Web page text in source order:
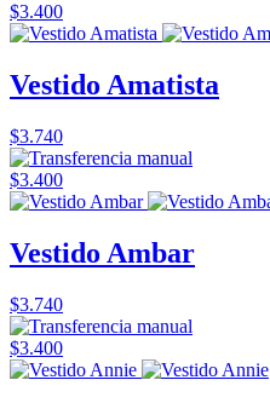
$3.400
Vestido Amatista
$3.740
$3.400
Vestido Ambar
$3.740
$3.400